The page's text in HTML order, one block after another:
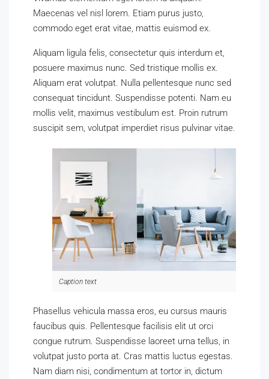
Maecenas vel nisl lorem. Etiam purus justo,
commodo eget erat vitae, mattis euismod ex.
Aliquam ligula felis, consectetur quis interdum et,
posuere maximus nunc. Sed tristique mollis ex.
Aliquam erat volutpat. Nulla pellentesque nunc sed
consequat tincidunt. Suspendisse potenti. Nam eu
mollis velit, maximus vestibulum est. Proin rutrum
suscipit sem, volutpat imperdiet risus pulvinar vitae.
Caption text
Phasellus vehicula massa eros, eu cursus mauris
faucibus quis. Pellentesque facilisis elit ut orci
congue rutrum. Suspendisse laoreet urna tellus, in
volutpat justo porta at. Cras mattis luctus egestas.
Nam diam nisi, condimentum at tortor in, dictum